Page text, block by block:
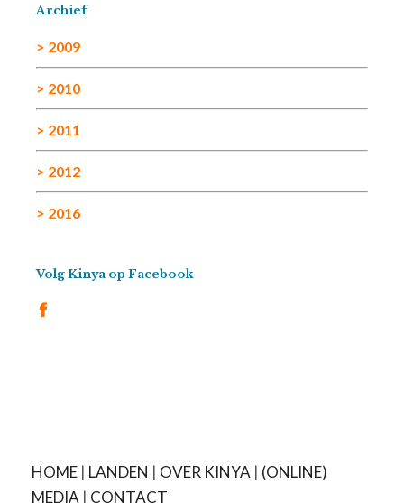
Archief
> 2009
> 2010
> 2011
> 2012
> 2016
Volg Kinya op Facebook
HOME| LANDEN | OVER KINYA| (ONLINE)
MEDIA| CONTACT